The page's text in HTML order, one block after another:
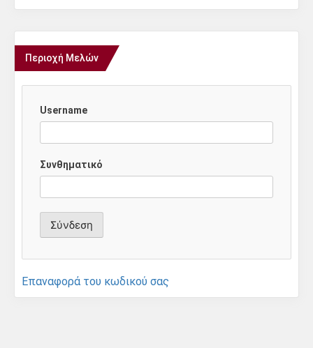
Περιοχή Μελών
Username
Συνθηματικό
Επαναφορά του κωδικού σας